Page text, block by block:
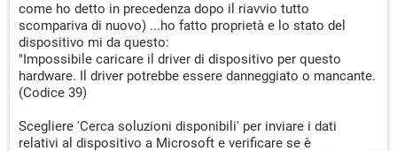
come ho detto in precedenza dopo il riavvio tutto
scompariva di nuovo) ...ho fatto proprietà e lo stato del
dispositivo mi da questo:
"Impossibile caricare il driver di dispositivo per questo
hardware. Il driver potrebbe essere danneggiato o mancante.
(Codice 39)
Scegliere 'Cerca soluzioni disponibili' per inviare i dati
relativi al dispositivo a Microsoft e verificare se è